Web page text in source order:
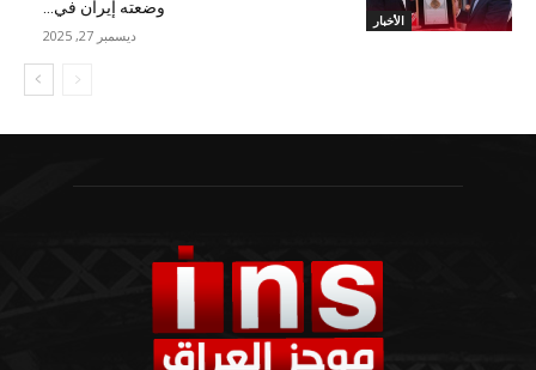
الأخبار
وضعته إيران في...
ديسمبر 27, 2025